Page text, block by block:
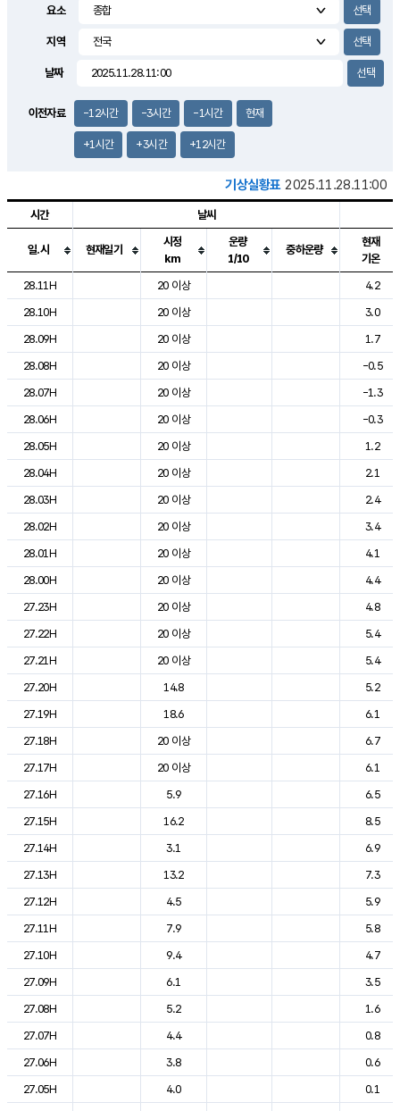
3.8m/s
요소
지역
날짜
이전자료 -12시간 -3시간 -1시간 현재
+1시간 +3시간 +12시간
기상실황표 2025.11.28.11:00
도시별 기상실황표로 지점, 날씨, 기온, 강수, 바람, 기압등을 안내한 표입
시간 날씨
일.시 현재일기
시정
km
운량
1/10
중하운량
현재
기온
28.11H
20 이상
4.2
28.10H
20 이상
3.0
28.09H
20 이상
1.7
28.08H
20 이상
-0.5
28.07H
20 이상
-1.3
28.06H
20 이상
-0.3
28.05H
20 이상
1.2
28.04H
20 이상
2.1
28.03H
20 이상
2.4
28.02H
20 이상
3.4
28.01H
20 이상
4.1
28.00H
20 이상
4.4
27.23H
20 이상
4.8
27.22H
20 이상
5.4
27.21H
20 이상
5.4
27.20H
14.8
5.2
27.19H
18.6
6.1
27.18H
20 이상
6.7
27.17H
20 이상
6.1
27.16H
5.9
6.5
27.15H
16.2
8.5
27.14H
3.1
6.9
27.13H
13.2
7.3
27.12H
4.5
5.9
27.11H
7.9
5.8
27.10H
9.4
4.7
27.09H
6.1
3.5
27.08H
5.2
1.6
27.07H
4.4
0.8
27.06H
3.8
0.6
27.05H
4.0
0.1